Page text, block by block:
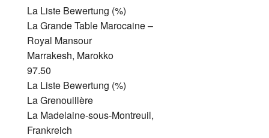
La Liste Bewertung (%)
La Grande Table Marocaine –
Royal Mansour
Marrakesh, Marokko
97.50
La Liste Bewertung (%)
La Grenouillère
La Madelaine-sous-Montreuil,
Frankreich